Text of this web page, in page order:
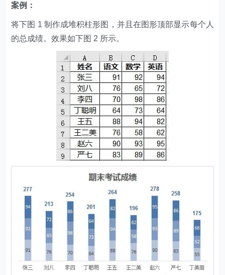
案例：
将下图 1 制作成堆积柱形图，并且在图形顶部显示每个人
的总成绩。效果如下图 2 所示。